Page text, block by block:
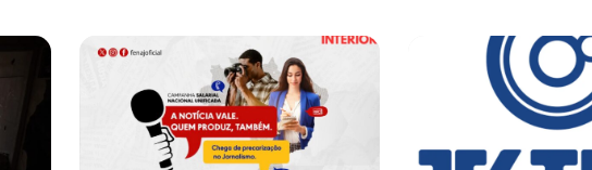
o Conselho da Paz criado por Trump finge praticar diplomacia, Israel intensifica
Assinada nova CCT de jornais e revistas do interiorSindicato leva